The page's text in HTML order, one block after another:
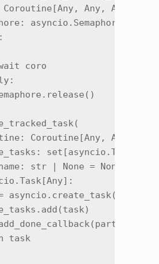
Any, Any],
asyncio.Semaphore,
coro
Coroutine[Any, Any,
str | None = None,
task